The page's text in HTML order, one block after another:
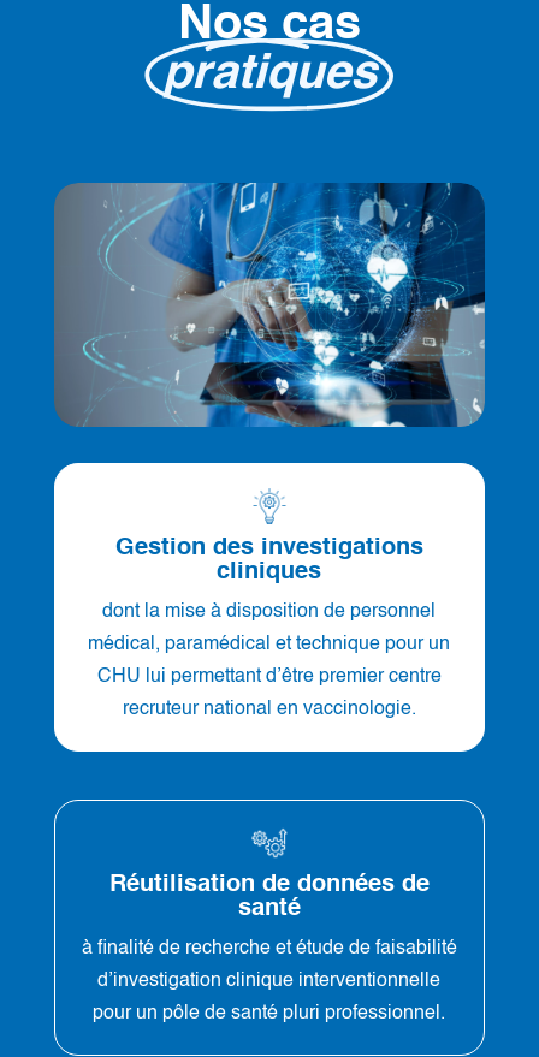
Nos cas
pratiques
Gestion des investigations
cliniques
dont la mise à disposition de personnel
médical, paramédical et technique pour un
CHU lui permettant d’être premier centre
recruteur national en vaccinologie.
Réutilisation de données de
santé
à finalité de recherche et étude de faisabilité
d’investigation clinique interventionnelle
pour un pôle de santé pluri professionnel.